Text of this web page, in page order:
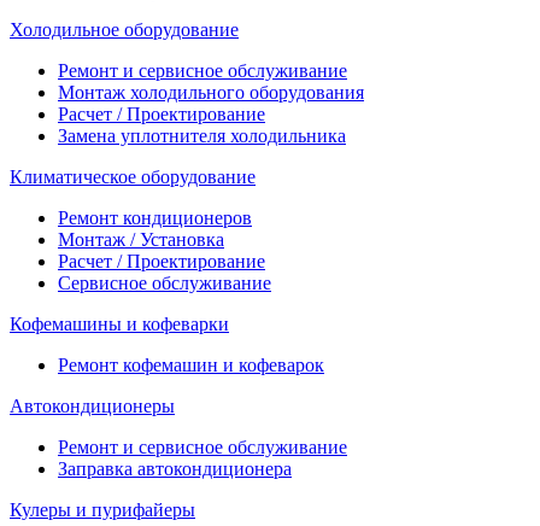
Холодильное оборудование
Ремонт и сервисное обслуживание
Монтаж холодильного оборудования
Расчет / Проектирование
Замена уплотнителя холодильника
Климатическое оборудование
Ремонт кондиционеров
Монтаж / Установка
Расчет / Проектирование
Сервисное обслуживание
Кофемашины и кофеварки
Ремонт кофемашин и кофеварок
Автокондиционеры
Ремонт и сервисное обслуживание
Заправка автокондиционера
Кулеры и пурифайеры